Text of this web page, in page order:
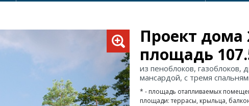
Проект дома
площадь
из пеноблоков, газоблоков,
мансардой, с тремя
* - площадь отапливаемых
площади: террасы, крыльца,